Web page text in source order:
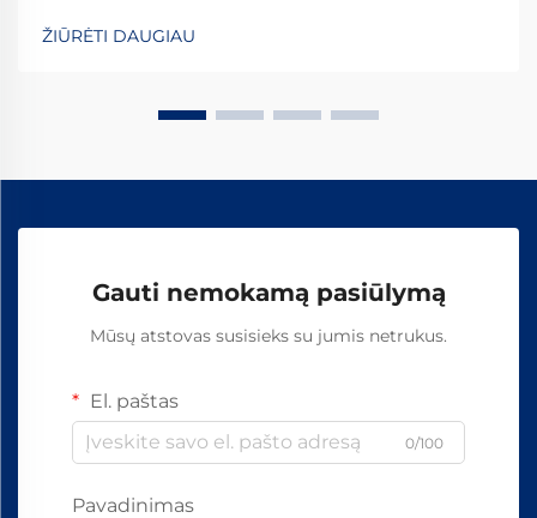
kad būtų užtikrinta geležinkelių sistemų sauga ir
ilgaamžiškumas visame pasaulyje. Šių esminių detalių
ŽIŪRĖTI DAUGIAU
Gauti nemokamą pasiūlymą
Mūsų atstovas susisieks su jumis netrukus.
El. paštas
0/100
Pavadinimas